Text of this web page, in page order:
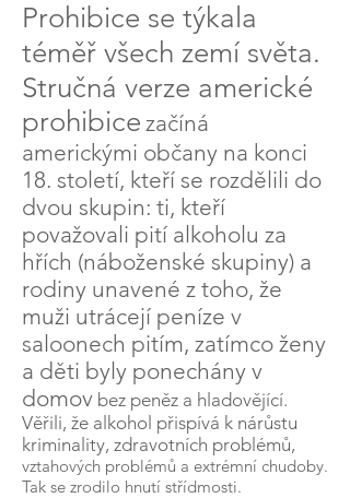
Prohibice se týkala
téměř všech zemí světa.
Stručná verze americké
prohibice začíná
americkými občany na konci
18. století, kteří se rozdělili do
dvou skupin: ti, kteří
považovali pití alkoholu za
hřích (náboženské skupiny) a
rodiny unavené z toho, že
muži utrácejí peníze v
saloonech pitím, zatímco ženy
a děti byly ponechány v
domov bez peněz a hladovějící.
Věřili, že alkohol přispívá k nárůstu
kriminality, zdravotních problémů,
vztahových problémů a extrémní chudoby.
Tak se zrodilo hnutí střídmosti.